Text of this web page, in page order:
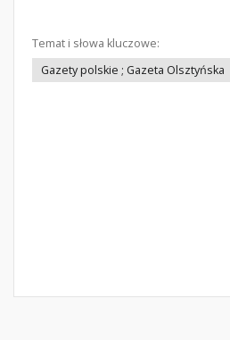
Temat i słowa kluczowe:
Gazety polskie ; Gazeta Olsztyńska